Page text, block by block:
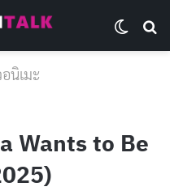
นิเมะ
Wants to Be